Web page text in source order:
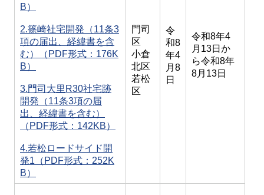
B）
2.篠崎社宅開発（11条3
項の届出、経緯書を含
む）（PDF形式：176K
B）
3.門司大里R30社宅跡
開発（11条3項の届
出、経緯書を含む）
（PDF形式：142KB）
4.若松ロードサイド開
発1（PDF形式：252K
B）
門司
区
小倉
北区
若松
区
令
和8
年4
月8
日
令和8年4
月13日か
ら令和8年
8月13日